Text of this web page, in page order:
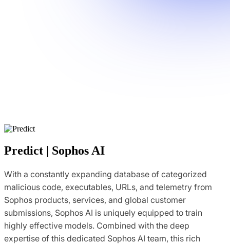
Predict | Sophos AI
With a constantly expanding database of categorized
malicious code, executables, URLs, and telemetry from
Sophos products, services, and global customer
submissions, Sophos AI is uniquely equipped to train
highly effective models. Combined with the deep
expertise of this dedicated Sophos AI team, this rich